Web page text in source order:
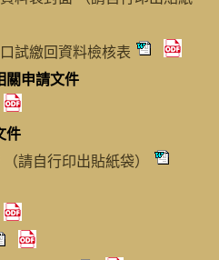
試繳回資料檢核表
關申請文件
件
請自行印出貼紙袋）